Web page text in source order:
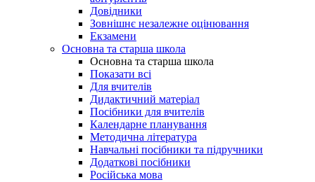
Довідники
Зовнішнє незалежне оцінювання
Екзамени
Основна та старша школа
Основна та старша школа
Показати всі
Для вчителів
Дидактичний матеріал
Посібники для вчителів
Календарне планування
Методична література
Навчальні посібники та підручники
Додаткові посібники
Російська мова